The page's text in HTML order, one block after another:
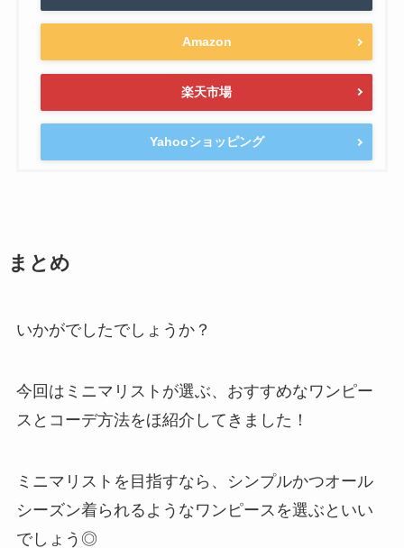
Amazon
楽天市場
Yahooショッピング
まとめ
いかがでしたでしょうか？
今回はミニマリストが選ぶ、おすすめなワンピー
スとコーデ方法をほ紹介してきました！
ミニマリストを目指すなら、シンプルかつオール
シーズン着られるようなワンピースを選ぶといい
でしょう◎